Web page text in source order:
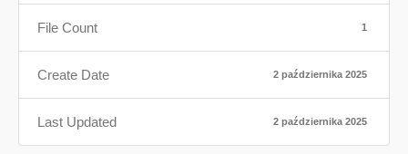
File Count 1
Create Date 2 października 2025
Last Updated 2 października 2025